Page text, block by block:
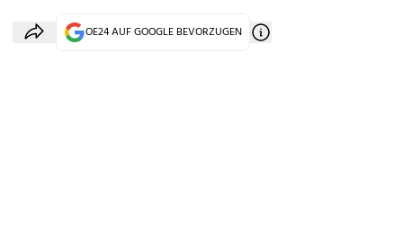
OE24 AUF GOOGLE BEVORZUGEN